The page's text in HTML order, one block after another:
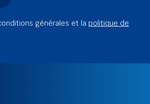
générales et la politique de